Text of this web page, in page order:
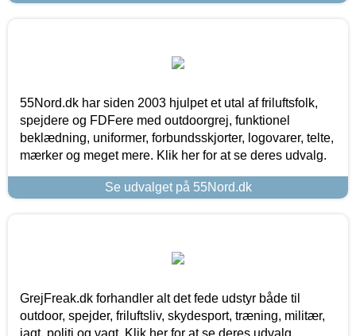
55Nord.dk har siden 2003 hjulpet et utal af friluftsfolk,
spejdere og FDFere med outdoorgrej, funktionel
beklædning, uniformer, forbundsskjorter, logovarer, telte,
mærker og meget mere. Klik her for at se deres udvalg.
Se udvalget på 55Nord.dk
GrejFreak.dk forhandler alt det fede udstyr både til
outdoor, spejder, friluftsliv, skydesport, træning, militær,
jagt, politi og vagt. Klik her for at se deres udvalg.